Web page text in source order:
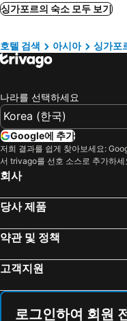
호텔 81 부기스
앰배서더 트랜짓 라운지 싱가포
럭색 인 앳 라벤더
본드 부티크 캡슐 호텔 앳 부기스 - 호스
21 Carpenter, Singapore, a Member of Design
ibis budget Singapore Clarke
Hotel 81 Changi
Pulai, 조호르 호텔
Teluk Ramunia, 조호르 호
싱가포르의 숙소 모두 보기
호텔 검색 아시아 싱가포
나라를 선택하세요
Google에 추가
저희 결과를 쉽게 찾아보세요:
서 trivago를 선호 소스로 추가하세
회사
당사 제품
약관 및 정책
고객지원
로그인하여 회원